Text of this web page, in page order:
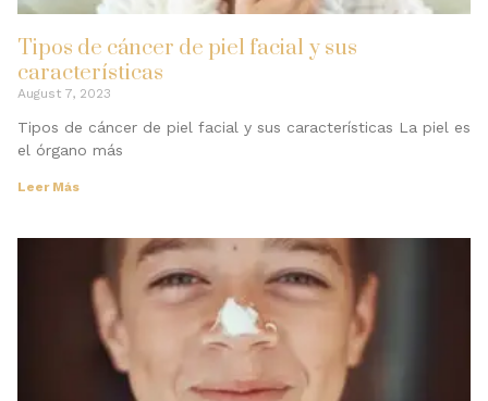
Tipos de cáncer de piel facial y sus
características
August 7, 2023
Tipos de cáncer de piel facial y sus características La piel es
el órgano más
Leer Más